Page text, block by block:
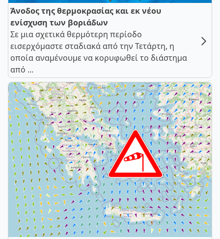
Άνοδος της θερμοκρασίας και εκ νέου
ενίσχυση των βοριάδων
Σε μια σχετικά θερμότερη περίοδο
εισερχόμαστε σταδιακά από την Τετάρτη, η
οποία αναμένουμε να κορυφωθεί το διάστημα
από ...